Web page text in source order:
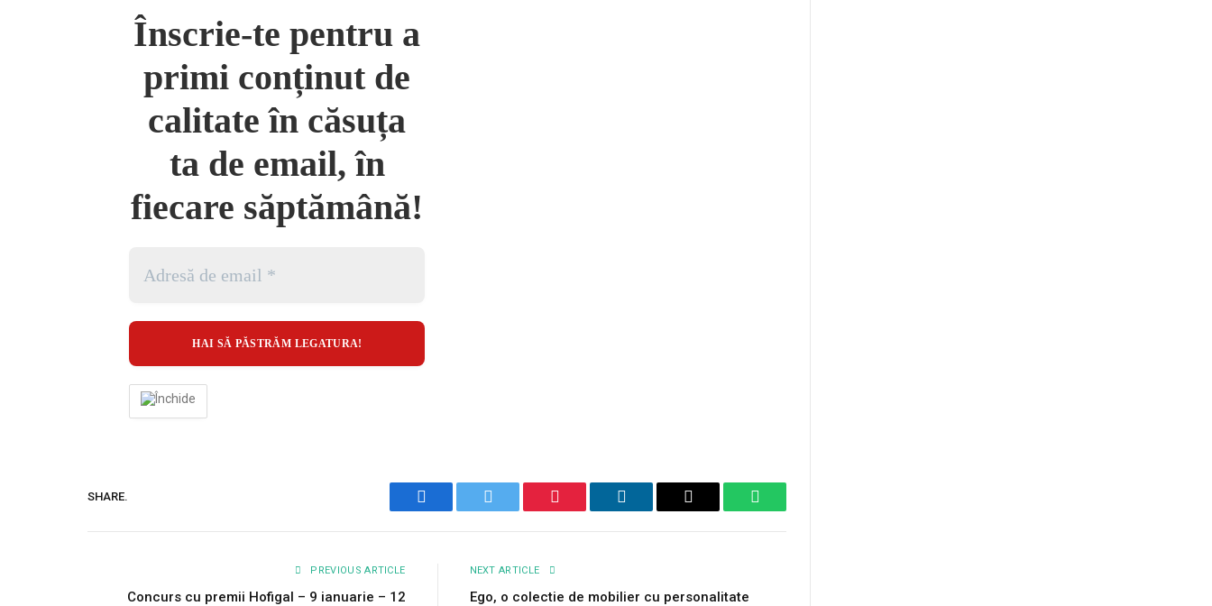
Înscrie-te pentru a
primi conținut de
calitate în căsuța
ta de email, în
fiecare săptămână!
SHARE.
Facebook Twitter Pinterest LinkedIn Email WhatsApp
PREVIOUS ARTICLE
Concurs cu premii Hofigal – 9 ianuarie – 12
NEXT ARTICLE
Ego, o colectie de mobilier cu personalitate